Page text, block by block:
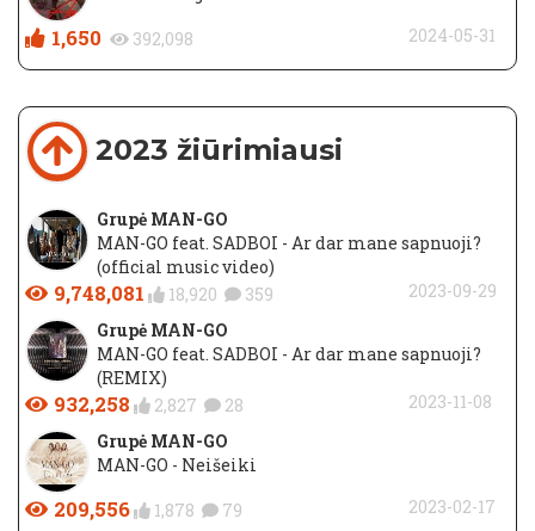
1,650 392,098 2024-05-31
2023 žiūrimiausi
Grupė MAN-GO
MAN-GO feat. SADBOI - Ar dar mane sapnuoji?
(official music video)
9,748,081 18,920 359
2023-09-29
Grupė MAN-GO
MAN-GO feat. SADBOI - Ar dar mane sapnuoji?
(REMIX)
932,258 2,827 28
2023-11-08
Grupė MAN-GO
MAN-GO - Neišeiki
209,556 1,878 79 2023-02-17